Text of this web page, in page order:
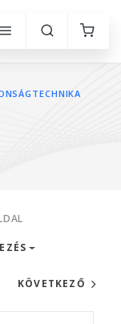
KÖVETKEZŐ